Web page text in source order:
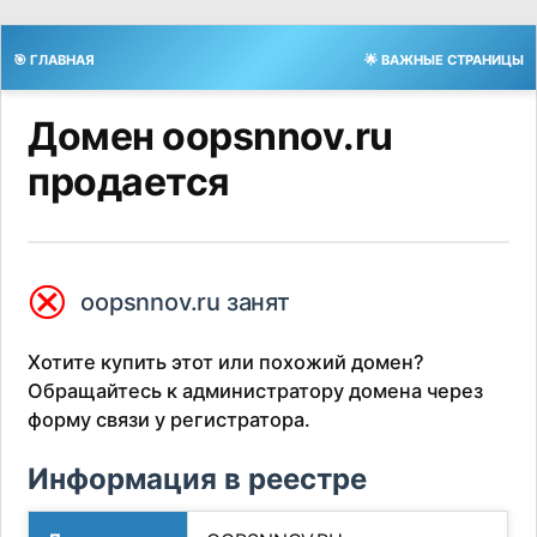
🎯 ГЛАВНАЯ 🌟 ВАЖНЫЕ СТРАНИЦЫ
Домен oopsnnov.ru
продается
⮿ oopsnnov.ru занят
Хотите купить этот или похожий домен?
Обращайтесь к администратору домена через
форму связи у регистратора.
Информация в реестре